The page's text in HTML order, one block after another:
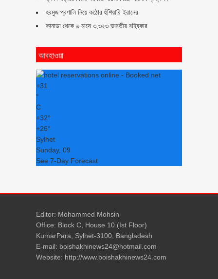
হরমুজ প্রণালি নিয়ে কঠোর হুঁশিয়ারি ইরানের
কানাডা থেকে ৬ মাসে ৩,৩২৩ ভারতীয় বহিষ্কার
আবহাওয়া
+31
°
C
+32°
+26°
Sylhet
Sunday, 09
See 7-Day Forecast
Editor: Mohammed Mohsin
Office: Block C, House 10 (Ist Floor)
KumarPara, Sylhet-3100, Bangladesh
E-mail: boishakhinews24@hotmail.com
Website: http://www.boishakhinews24.com